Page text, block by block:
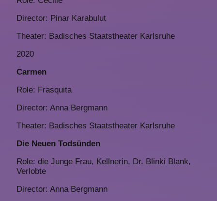
Director: Pinar Karabulut
Theater: Badisches Staatstheater Karlsruhe
2020
Carmen
Role: Frasquita
Director: Anna Bergmann
Theater: Badisches Staatstheater Karlsruhe
Die Neuen Todsünden
Role: die Junge Frau, Kellnerin, Dr. Blinki Blank,
Verlobte
Director: Anna Bergmann